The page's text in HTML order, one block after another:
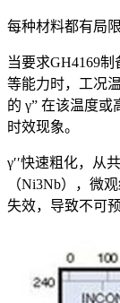
每种材料都有局
当要求GH4169
等能力时，工况
的 γ” 在该温度
时效现象。
γ′′快速粗化，从
（Ni3Nb），微
失效，导致不可